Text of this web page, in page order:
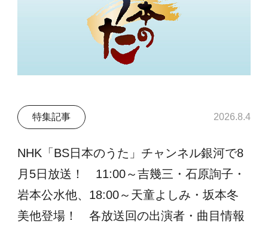
特集記事 2026.8.4
NHK「BS日本のうた」チャンネル銀河で8
月5日放送！ 11:00～吉幾三・石原詢子・
岩本公水他、18:00～天童よしみ・坂本冬
美他登場！ 各放送回の出演者・曲目情報